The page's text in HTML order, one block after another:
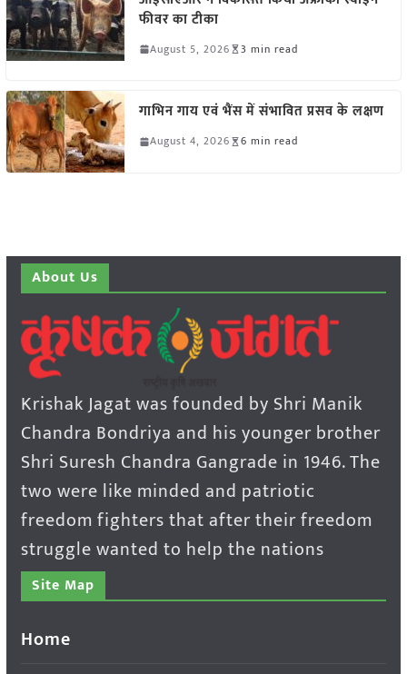
फीवर का टीका
August 5, 2026 3 min read
गाभिन गाय एवं भैंस में संभावित प्रसव के लक्षण
August 4, 2026 6 min read
About Us
Krishak Jagat was founded by Shri Manik
Chandra Bondriya and his younger brother
Shri Suresh Chandra Gangrade in 1946. The
two were like minded and patriotic
freedom fighters that after their freedom
struggle wanted to help the nations
Site Map
Home